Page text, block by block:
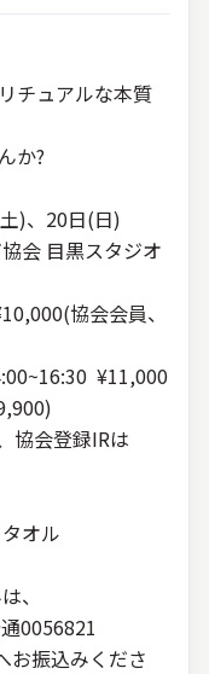
チュアルな本質
か?
)、20日(日)
会 目黒スタジオ
協会会員、
¥11,000
会登録IRは
オル
、
0056821
お振込みくださ